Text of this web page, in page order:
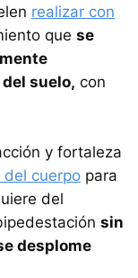
realizar con
que se
suelo, con
y fortaleza
del cuerpo para
del
sin
desplome